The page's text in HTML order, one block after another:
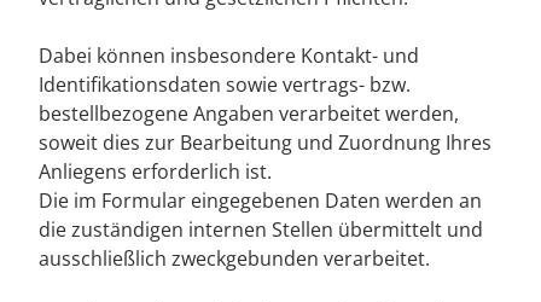
Dabei können insbesondere Kontakt- und
Identifikationsdaten sowie vertrags- bzw.
bestellbezogene Angaben verarbeitet werden,
soweit dies zur Bearbeitung und Zuordnung Ihres
Anliegens erforderlich ist.
Die im Formular eingegebenen Daten werden an
die zuständigen internen Stellen übermittelt und
ausschließlich zweckgebunden verarbeitet.